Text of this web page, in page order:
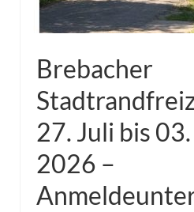
Brebacher
27. Juli bis
2026 –